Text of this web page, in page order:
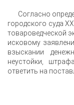
Согласно
городского суда
товароведческой
исковому
взыскании
неустойки,
ответить на